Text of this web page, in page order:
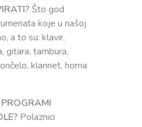
Što god
koje u našoj
a to su: klavir,
gitara, tambura,
klarinet, horna
Polaznici